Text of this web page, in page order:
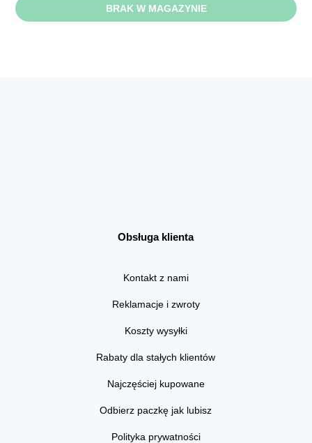
BRAK W MAGAZYNIE
Obsługa klienta
Kontakt z nami
Reklamacje i zwroty
Koszty wysyłki
Rabaty dla stałych klientów
Najczęściej kupowane
Odbierz paczkę jak lubisz
Polityka prywatności